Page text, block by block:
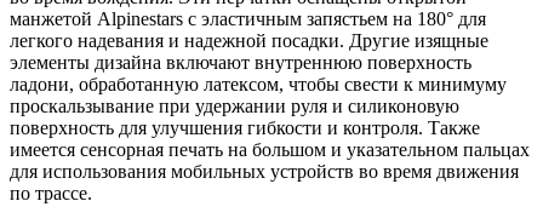
манжетой Alpinestars с эластичным запястьем на 180° для
легкого надевания и надежной посадки. Другие изящные
элементы дизайна включают внутреннюю поверхность
ладони, обработанную латексом, чтобы свести к минимуму
проскальзывание при удержании руля и силиконовую
поверхность для улучшения гибкости и контроля. Также
имеется сенсорная печать на большом и указательном пальцах
для использования мобильных устройств во время движения
по трассе.